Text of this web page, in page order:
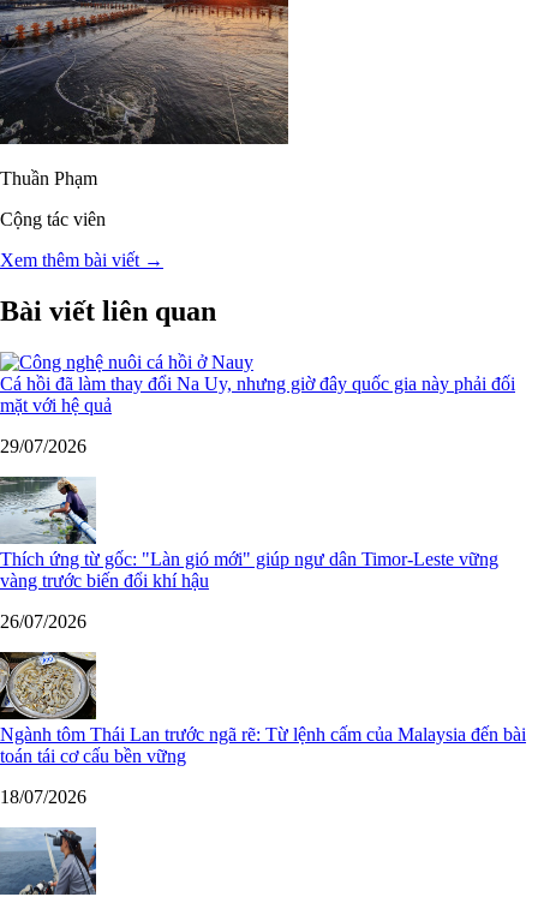
Thuần Phạm
Cộng tác viên
Xem thêm bài viết →
Bài viết liên quan
Cá hồi đã làm thay đổi Na Uy, nhưng giờ đây quốc gia này phải đối
mặt với hệ quả
29/07/2026
Thích ứng từ gốc: "Làn gió mới" giúp ngư dân Timor-Leste vững
vàng trước biến đổi khí hậu
26/07/2026
Ngành tôm Thái Lan trước ngã rẽ: Từ lệnh cấm của Malaysia đến bài
toán tái cơ cấu bền vững
18/07/2026